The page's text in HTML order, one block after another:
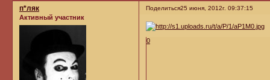
Поделиться25 июня, 2012г. 09:37:15
п*ляк
Активный участник
0